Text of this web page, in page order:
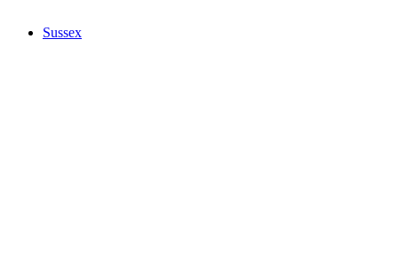
Sussex